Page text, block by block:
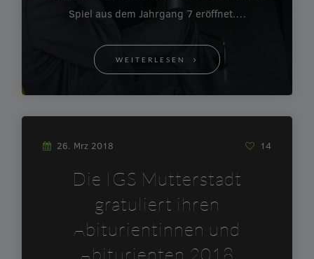
Spiel aus dem Jahrgang 7 eröffnet.…
WEITERLESEN
26. Mrz 2018 14
Die IGS Mutterstadt
gratuliert ihren
Abiturientinnen und
Abiturienten 2018